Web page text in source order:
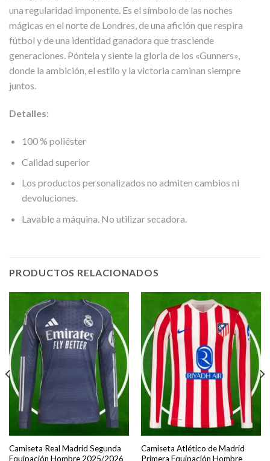
una regularidad imponente. Es el símbolo de las noches
mágicas en el norte de Londres, de una afición que respira
fútbol y de una identidad ganadora que trasciende
generaciones. Póntela y siente la gloria de los «Gunners»,
donde la ambición, el estilo y la victoria caminan siempre
juntos.
Detalles:
100 % poliéster
Calidad superior
Los productos personalizados no admiten cambios ni
devoluciones.
Lavable a máquina. No utilizar secadora.
PRODUCTOS RELACIONADOS
Camiseta Real Madrid Segunda
Equipación Hombre 2025/2026
Camiseta Atlético de Madrid
Primera Equipación Hombre